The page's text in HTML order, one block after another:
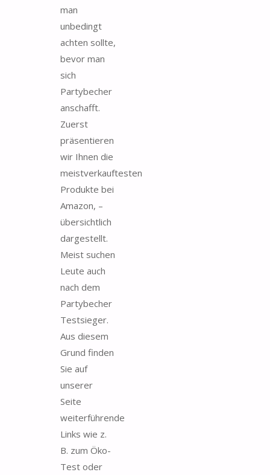
man
unbedingt
achten sollte,
bevor man
sich
Partybecher
anschafft.
Zuerst
präsentieren
wir Ihnen die
meistverkauftesten
Produkte bei
Amazon, –
übersichtlich
dargestellt.
Meist suchen
Leute auch
nach dem
Partybecher
Testsieger.
Aus diesem
Grund finden
Sie auf
unserer
Seite
weiterführende
Links wie z.
B. zum Öko-
Test oder